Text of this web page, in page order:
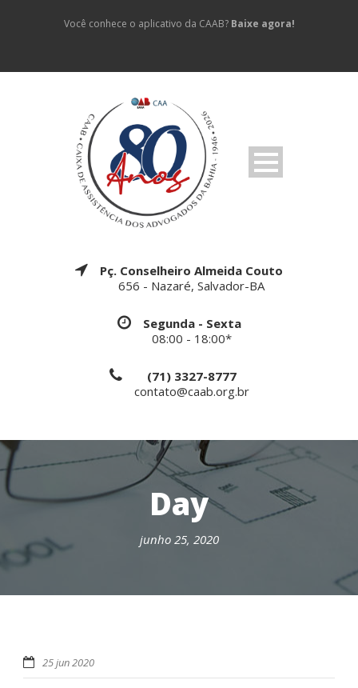
Você conhece o aplicativo da CAAB? Baixe agora!
Pç. Conselheiro Almeida Couto
656 - Nazaré, Salvador-BA
Segunda - Sexta
08:00 - 18:00*
(71) 3327-8777
contato@caab.org.br
Day
junho 25, 2020
25 jun 2020